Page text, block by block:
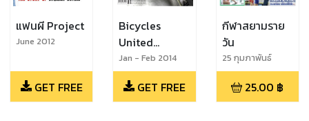
แฟนผี Project
June 2012
GET FREE
Bicycles
United
Magazine
Jan - Feb 2014
GET FREE
กีฬาสยามราย
วัน
25 กุมภาพันธ์
2568
25.00 ฿